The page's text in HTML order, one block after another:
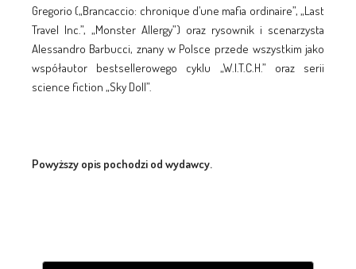
Gregorio („Brancaccio: chronique d’une mafia ordinaire”, „Last
Travel Inc.”, „Monster Allergy”) oraz rysownik i scenarzysta
Alessandro Barbucci, znany w Polsce przede wszystkim jako
współautor bestsellerowego cyklu „W.I.T.C.H.” oraz serii
science fiction „Sky Doll”.
Powyższy opis pochodzi od wydawcy.